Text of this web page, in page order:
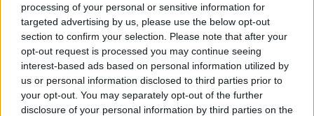
processing of your personal or sensitive information for
targeted advertising by us, please use the below opt-out
section to confirm your selection. Please note that after your
opt-out request is processed you may continue seeing
interest-based ads based on personal information utilized by
us or personal information disclosed to third parties prior to
your opt-out. You may separately opt-out of the further
disclosure of your personal information by third parties on the
Aggiornamento ore 10 –Sul posto il sindaco
Michele Cattaneo: "L'esplosione alle 7.15 –la
sua dichiarazione alla nostra Manuela– . I
primi a dare una mano i vicini, in pigiama.
Nessun morto. I soccorsi sono funzionati molto